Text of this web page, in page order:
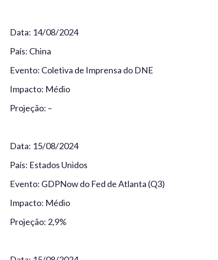
Data: 14/08/2024
País: China
Evento: Coletiva de Imprensa do DNE
Impacto: Médio
Projeção: –
Data: 15/08/2024
País: Estados Unidos
Evento: GDPNow do Fed de Atlanta (Q3)
Impacto: Médio
Projeção: 2,9%